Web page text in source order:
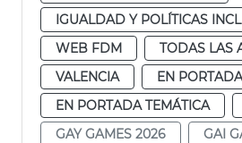
IGUALDAD Y POLÍTICAS
WEB FDM
TODAS LAS
VALENCIA
EN PORTADA
EN PORTADA TEMÁTICA
GAY GAMES 2026
GAI